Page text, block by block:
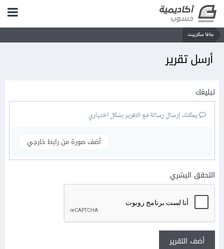
جافا سكريبت
أرسل تقرير
تبليغك
يمكنك إرسال رسالة مع التقرير بشكل اختياري
أضف صورة من رابط خارجي
التحقق البشري
أضف التقرير